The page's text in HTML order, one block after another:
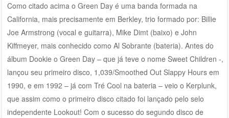
Como citado acima o Green Day é uma banda formada na
California, mais precisamente em Berkley, trio formado por: Billie
Joe Armstrong (vocal e guitarra), Mike Dimt (baixo) e John
Kiffmeyer, mais conhecido como Al Sobrante (bateria). Antes do
álbum Dookie o Green Day – que já teve o nome Sweet Children -,
lançou seu primeiro disco, 1,039/Smoothed Out Slappy Hours em
1990, e em 1992 – já com Tré Cool na bateria – veio o Kerplunk,
que assim como o primeiro disco citado foi lançado pelo selo
independente Lookout! Com o sucesso do segundo disco de